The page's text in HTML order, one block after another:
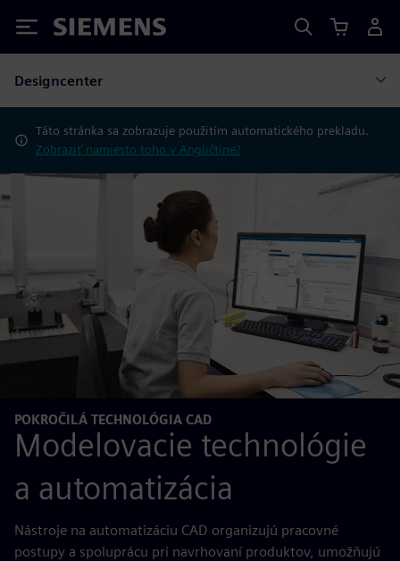
Siemens
Designcenter
Táto stránka sa zobrazuje použitím automatického prekladu.
Zobraziť namiesto toho v Angličtine?
POKROČILÁ TECHNOLÓGIA CAD
Modelovacie technológie
a automatizácia
Nástroje na automatizáciu CAD organizujú pracovné
postupy a spoluprácu pri navrhovaní produktov, umožňujú